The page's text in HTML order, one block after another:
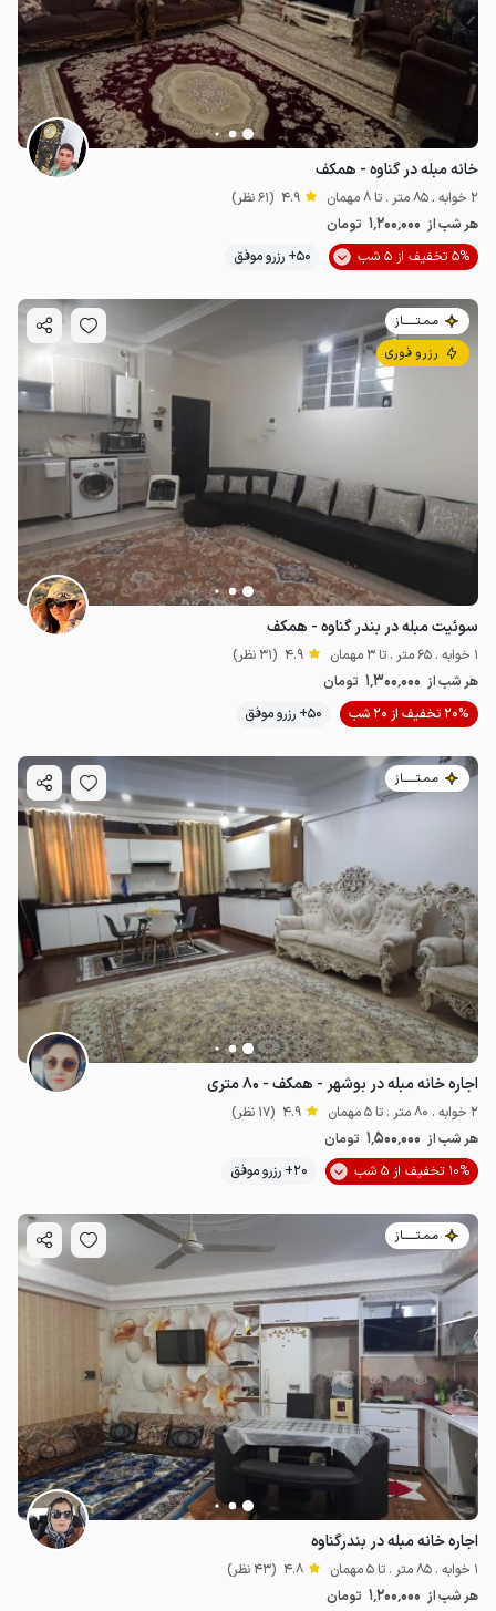
خانه مبله در گناوه - همکف
2 خوابه . 85 متر . تا 8 مهمان 4.9 (61 نظر)
هر شب از 1٬200٬000 تومان
5% تخفیف از 5 شب
50+ رزرو موفق
مـمـتــــــاز
رزرو فوری
سوئیت مبله در بندر گناوه - همکف
1 خوابه . 65 متر . تا 3 مهمان 4.9 (31 نظر)
هر شب از 1٬300٬000 تومان
20% تخفیف از 20 شب
50+ رزرو موفق
مـمـتــــــاز
اجاره خانه مبله در بوشهر - همکف - ۸۰ متری
2 خوابه . 80 متر . تا 5 مهمان 4.9 (17 نظر)
هر شب از 1٬500٬000 تومان
10% تخفیف از 5 شب
20+ رزرو موفق
مـمـتــــــاز
اجاره خانه مبله در بندرگناوه
1 خوابه . 85 متر . تا 5 مهمان 4.8 (43 نظر)
هر شب از 1٬200٬000 تومان